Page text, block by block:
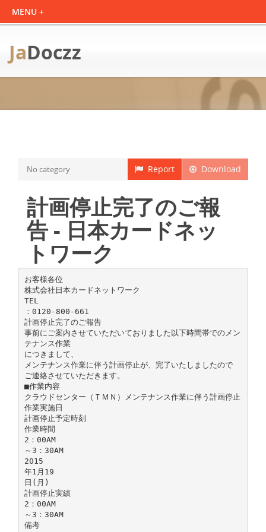
JaDoczz
Download
Report
No category
計画停止完了のご報
告 - 日本カードネッ
トワーク
お客様各位
株式会社日本カードネットワーク
TEL
：0120-800-661
計画停止完了のご報告
事前にご案内させていただいておりました以下時間帯でのメン
テナンス作業
につきまして、
メンテナンス作業に伴う計画停止が、完了いたしましたので
ご連絡させていただきます。
■作業内容
クラウドセンター（ＴＭＮ）メンテナンス作業に伴う計画停止
作業実施日
計画停止予定時刻
作業時間
2：00AM
～3：30AM
2015
年1月19
日(月)
計画停止実績
2：00AM
～3：30AM
備考